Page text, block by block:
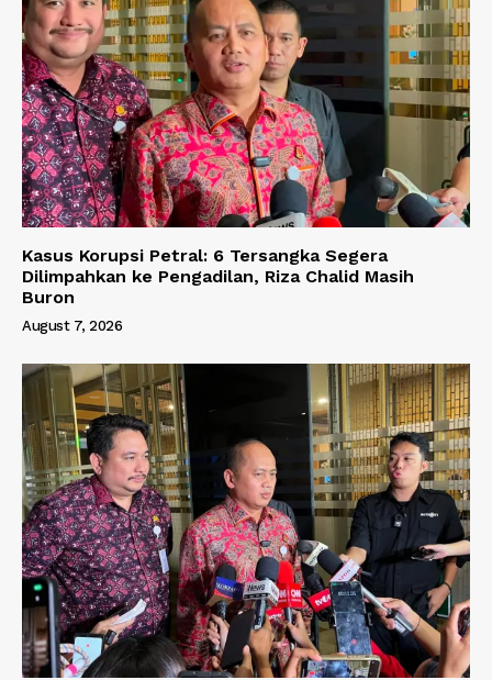
Kasus Korupsi Petral: 6 Tersangka Segera
Dilimpahkan ke Pengadilan, Riza Chalid Masih
Buron
August 7, 2026